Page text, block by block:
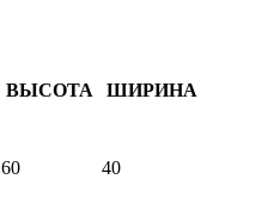
ВЫСОТА ШИРИНА
60 40